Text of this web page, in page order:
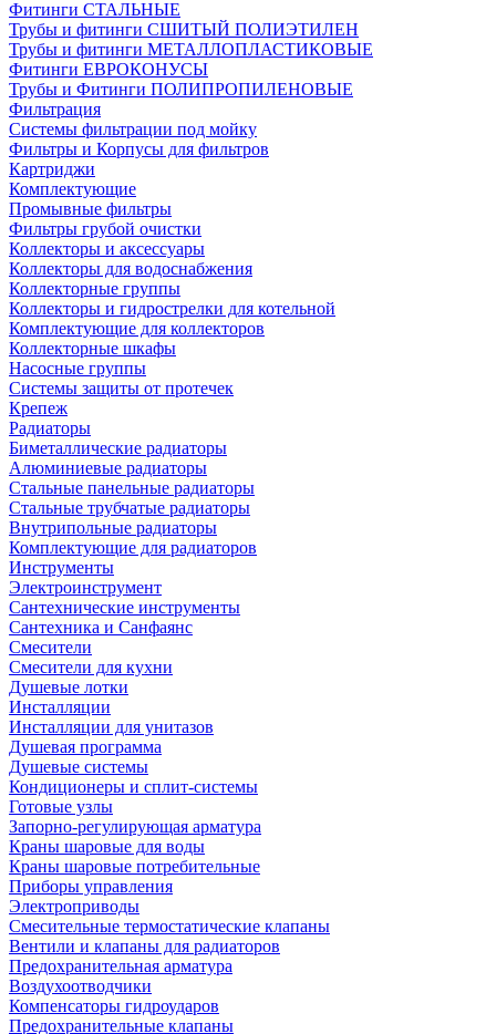
Фитинги СТАЛЬНЫЕ
Трубы и фитинги СШИТЫЙ ПОЛИЭТИЛЕН
Трубы и фитинги МЕТАЛЛОПЛАСТИКОВЫЕ
Фитинги ЕВРОКОНУСЫ
Трубы и Фитинги ПОЛИПРОПИЛЕНОВЫЕ
Фильтрация
Системы фильтрации под мойку
Фильтры и Корпусы для фильтров
Картриджи
Комплектующие
Промывные фильтры
Фильтры грубой очистки
Коллекторы и аксессуары
Коллекторы для водоснабжения
Коллекторные группы
Коллекторы и гидрострелки для котельной
Комплектующие для коллекторов
Коллекторные шкафы
Насосные группы
Системы защиты от протечек
Крепеж
Радиаторы
Биметаллические радиаторы
Алюминиевые радиаторы
Стальные панельные радиаторы
Стальные трубчатые радиаторы
Внутрипольные радиаторы
Комплектующие для радиаторов
Инструменты
Электроинструмент
Сантехнические инструменты
Сантехника и Санфаянс
Смесители
Смесители для кухни
Душевые лотки
Инсталляции
Инсталляции для унитазов
Душевая программа
Душевые системы
Кондиционеры и сплит-системы
Готовые узлы
Запорно-регулирующая арматура
Краны шаровые для воды
Краны шаровые потребительные
Приборы управления
Электроприводы
Смесительные термостатические клапаны
Вентили и клапаны для радиаторов
Предохранительная арматура
Воздухоотводчики
Компенсаторы гидроударов
Предохранительные клапаны